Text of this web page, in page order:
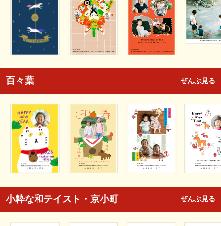
百々葉 ぜんぶ見る
小粋な和テイスト・京小町 ぜんぶ見る